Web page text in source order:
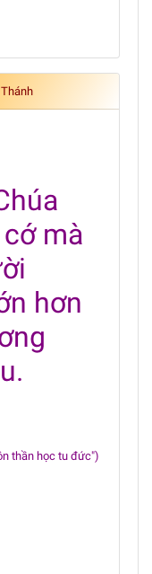
mà
hơn
thần học tu đức")